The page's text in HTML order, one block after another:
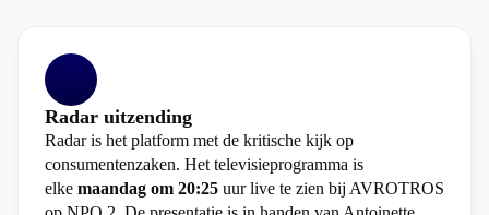
Radar uitzending
Radar is het platform met de kritische kijk op
consumentenzaken. Het televisieprogramma is
elke maandag om 20:25 uur live te zien bij AVROTROS